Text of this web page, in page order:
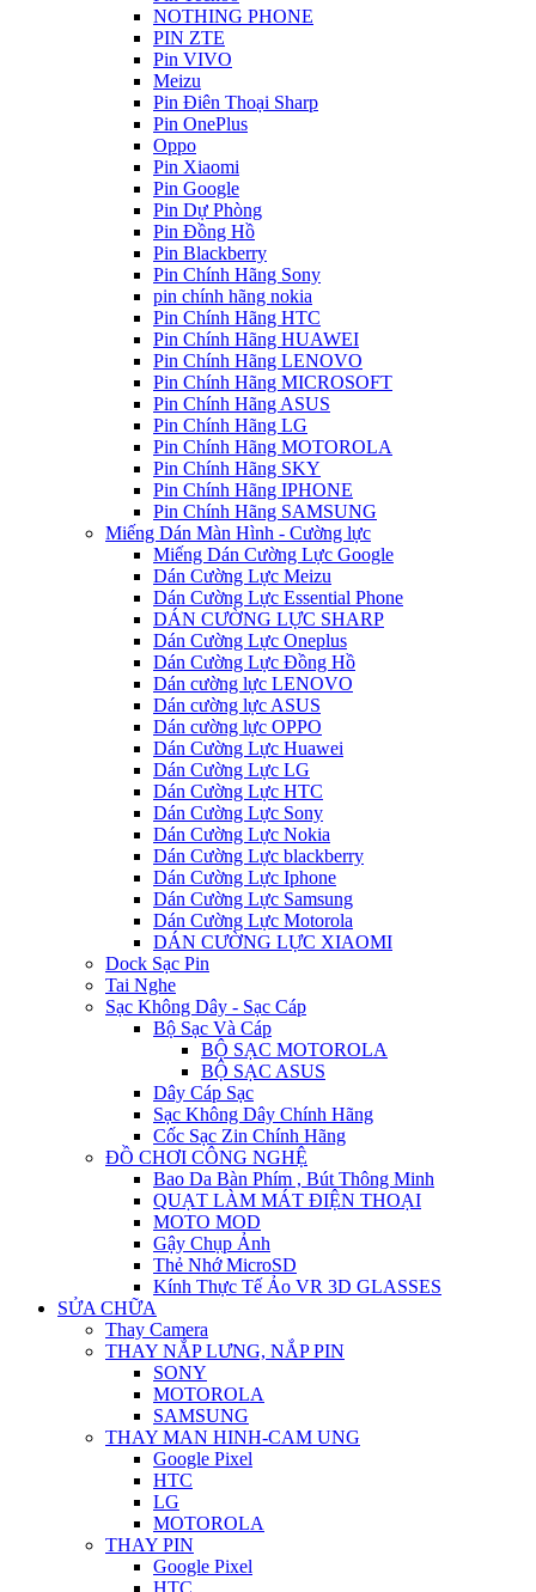
NOTHING PHONE
PIN ZTE
Pin VIVO
Meizu
Pin Điên Thoại Sharp
Pin OnePlus
Oppo
Pin Xiaomi
Pin Google
Pin Dự Phòng
Pin Đồng Hồ
Pin Blackberry
Pin Chính Hãng Sony
pin chính hãng nokia
Pin Chính Hãng HTC
Pin Chính Hãng HUAWEI
Pin Chính Hãng LENOVO
Pin Chính Hãng MICROSOFT
Pin Chính Hãng ASUS
Pin Chính Hãng LG
Pin Chính Hãng MOTOROLA
Pin Chính Hãng SKY
Pin Chính Hãng IPHONE
Pin Chính Hãng SAMSUNG
Miếng Dán Màn Hình - Cường lực
Miếng Dán Cường Lực Google
Dán Cường Lực Meizu
Dán Cường Lực Essential Phone
DÁN CƯỜNG LỰC SHARP
Dán Cường Lực Oneplus
Dán Cường Lực Đồng Hồ
Dán cường lực LENOVO
Dán cường lực ASUS
Dán cường lực OPPO
Dán Cường Lực Huawei
Dán Cường Lực LG
Dán Cường Lực HTC
Dán Cường Lực Sony
Dán Cường Lực Nokia
Dán Cường Lực blackberry
Dán Cường Lực Iphone
Dán Cường Lực Samsung
Dán Cường Lực Motorola
DÁN CƯỜNG LỰC XIAOMI
Dock Sạc Pin
Tai Nghe
Sạc Không Dây - Sạc Cáp
Bộ Sạc Và Cáp
BỘ SẠC MOTOROLA
BỘ SẠC ASUS
Dây Cáp Sạc
Sạc Không Dây Chính Hãng
Cốc Sạc Zin Chính Hãng
ĐỒ CHƠI CÔNG NGHỆ
Bao Da Bàn Phím , Bút Thông Minh
QUẠT LÀM MÁT ĐIỆN THOẠI
MOTO MOD
Gậy Chụp Ảnh
Thẻ Nhớ MicroSD
Kính Thực Tế Ảo VR 3D GLASSES
SỬA CHỮA
Thay Camera
THAY NẮP LƯNG, NẮP PIN
SONY
MOTOROLA
SAMSUNG
THAY MAN HINH-CAM UNG
Google Pixel
HTC
LG
MOTOROLA
THAY PIN
Google Pixel
HTC